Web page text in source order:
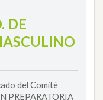
DE
del Comité
PREPARATORIA